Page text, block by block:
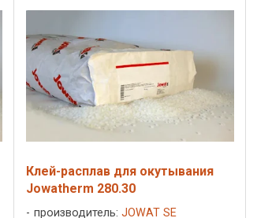
Клей-расплав для окутывания
Jowatherm 280.30
производитель:JOWAT SE